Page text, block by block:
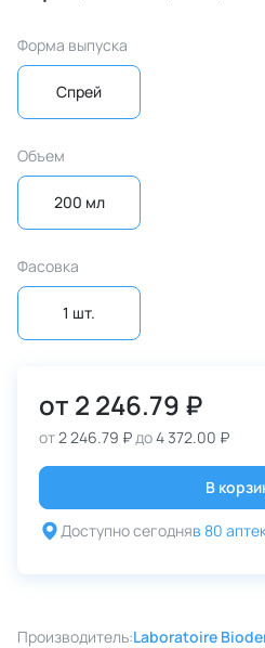
Форма выпуска
Спрей
Объем
200 мл
Фасовка
1 шт.
от 2 246.79 ₽
от2 246.79 ₽до4 372.00 ₽
В
Доступно сегодняв 80
Производитель:Laboratoire